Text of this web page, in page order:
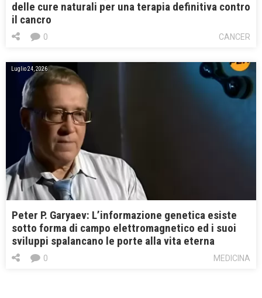
delle cure naturali per una terapia definitiva contro
il cancro
CANCER
0
Luglio 24, 2026
Peter P. Garyaev: L’informazione genetica esiste
sotto forma di campo elettromagnetico ed i suoi
sviluppi spalancano le porte alla vita eterna
MEDICINA
0